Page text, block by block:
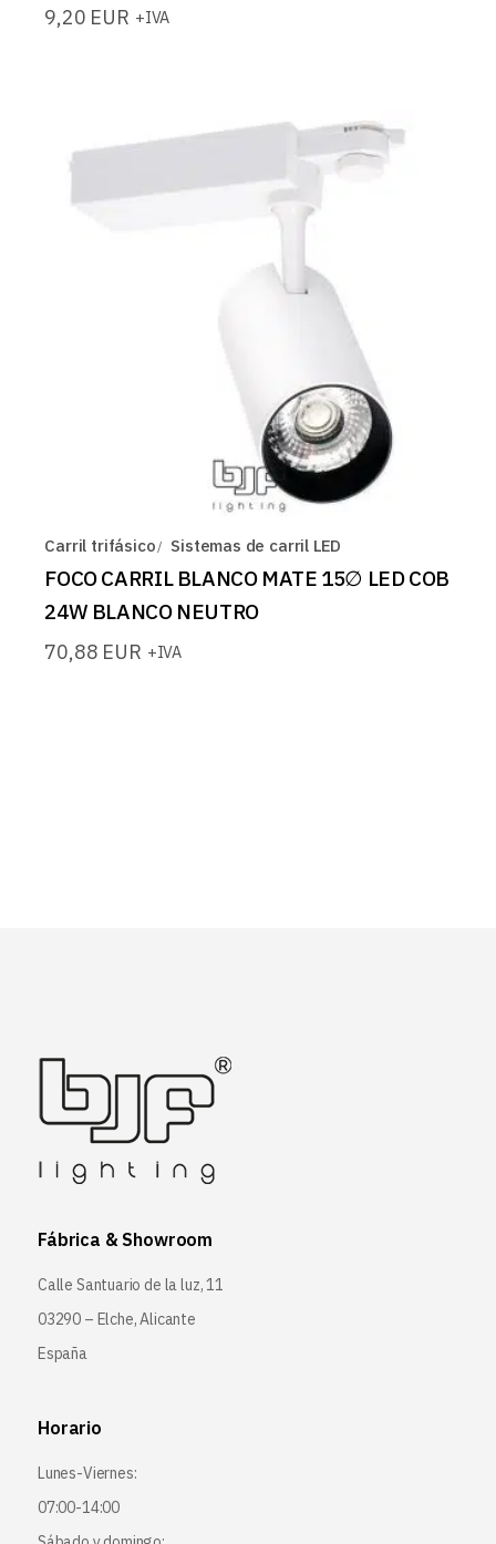
9,20 EUR +IVA
Carril trifásico Sistemas de carril LED
FOCO CARRIL BLANCO MATE 15∅ LED COB
24W BLANCO NEUTRO
70,88 EUR +IVA
Fábrica & Showroom
Calle Santuario de la luz, 11
03290 – Elche, Alicante
España
Horario
Lunes-Viernes:
07:00-14:00